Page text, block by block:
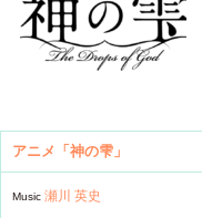
アニメ「神の雫」
Music 瀬川 英史